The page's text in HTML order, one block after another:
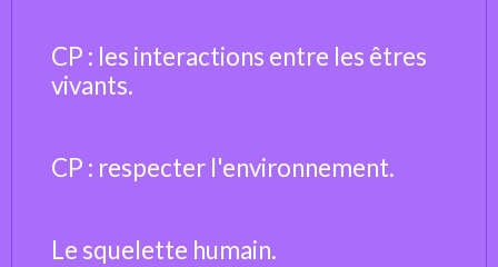
CP : les interactions entre les êtres
vivants.
CP : respecter l'environnement.
Le squelette humain.